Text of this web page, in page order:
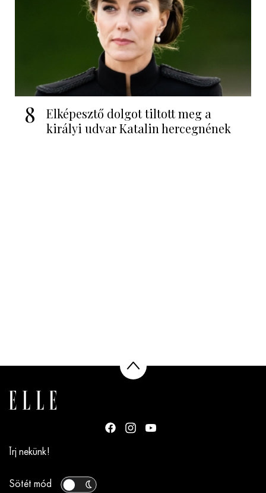
8
Elképesztő dolgot tiltott meg a
királyi udvar Katalin hercegnének
Írj nekünk!
Sötét mód